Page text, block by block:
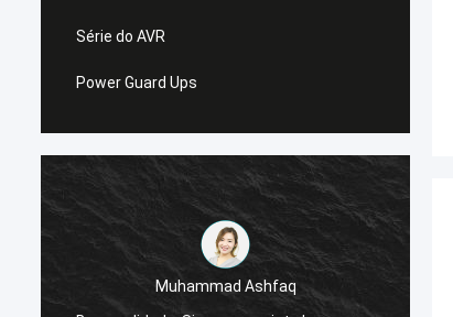
Série do AVR
Power Guard Ups
Muhammad Ashfaq